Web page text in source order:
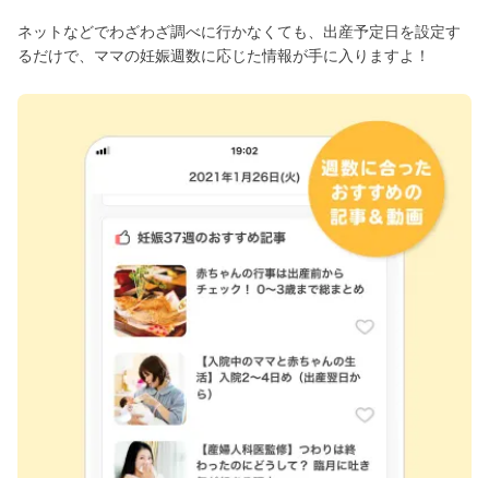
ネットなどでわざわざ調べに行かなくても、出産予定日を設定す
るだけで、ママの妊娠週数に応じた情報が手に入りますよ！